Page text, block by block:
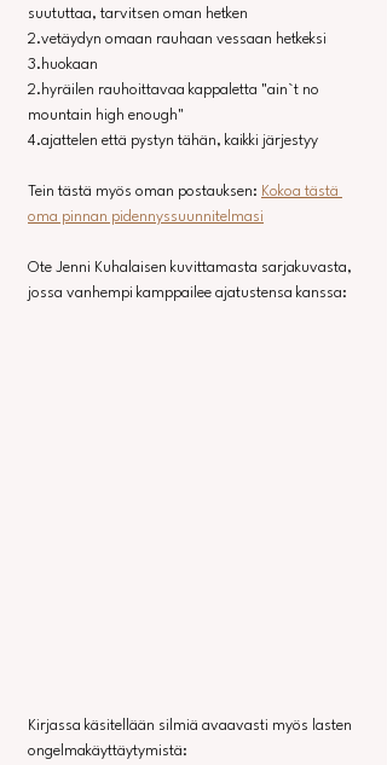
suututtaa, tarvitsen oman hetken
2.vetäydyn omaan rauhaan vessaan hetkeksi
3.huokaan
2.hyräilen rauhoittavaa kappaletta "ain`t no
mountain high enough"
4.ajattelen että pystyn tähän, kaikki järjestyy
Tein tästä myös oman postauksen: Kokoa tästä
oma pinnan pidennyssuunnitelmasi
Ote Jenni Kuhalaisen kuvittamasta sarjakuvasta,
jossa vanhempi kamppailee ajatustensa kanssa:
Kirjassa käsitellään silmiä avaavasti myös lasten
ongelmakäyttäytymistä: